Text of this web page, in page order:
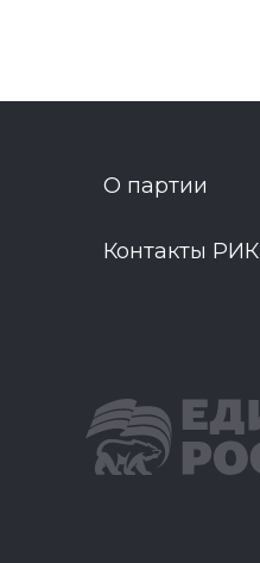
О партии
Контакты РИК